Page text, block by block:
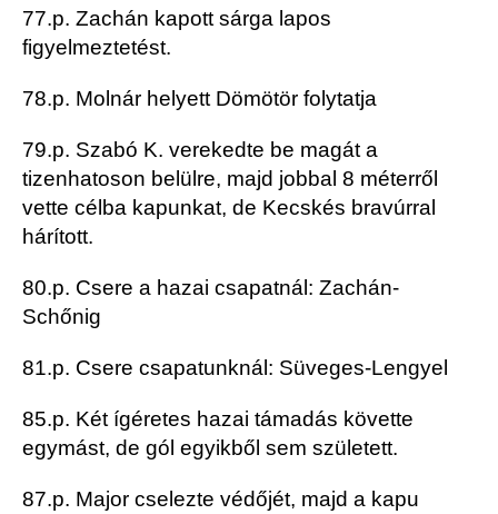
77.p. Zachán kapott sárga lapos
figyelmeztetést.
78.p. Molnár helyett Dömötör folytatja
79.p. Szabó K. verekedte be magát a
tizenhatoson belülre, majd jobbal 8 méterről
vette célba kapunkat, de Kecskés bravúrral
hárított.
80.p. Csere a hazai csapatnál: Zachán-
Schőnig
81.p. Csere csapatunknál: Süveges-Lengyel
85.p. Két ígéretes hazai támadás követte
egymást, de gól egyikből sem született.
87.p. Major cselezte védőjét, majd a kapu